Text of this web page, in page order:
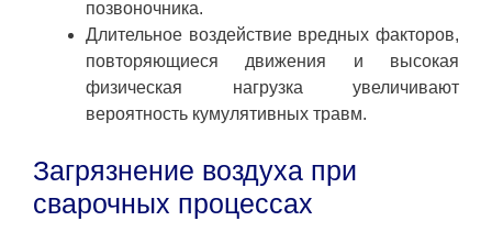
позвоночника.
Длительное воздействие вредных факторов,
повторяющиеся движения и высокая
физическая нагрузка увеличивают
вероятность кумулятивных травм.
Загрязнение воздуха при
сварочных процессах